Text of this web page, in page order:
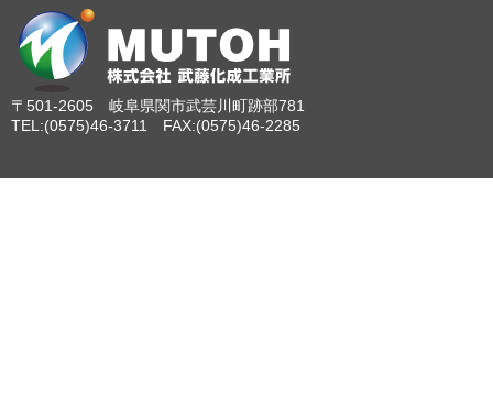
〒501-2605 岐阜県関市武芸川町跡部781
TEL:(0575)46-3711 FAX:(0575)46-2285